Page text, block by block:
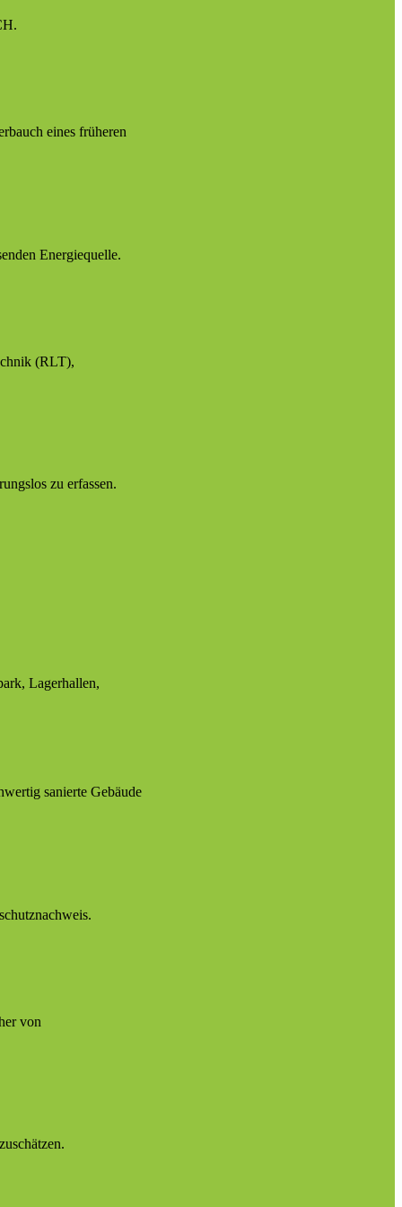
eines früheren
Energiequelle.
(RLT),
zu erfassen.
Lagerhallen,
sanierte Gebäude
von